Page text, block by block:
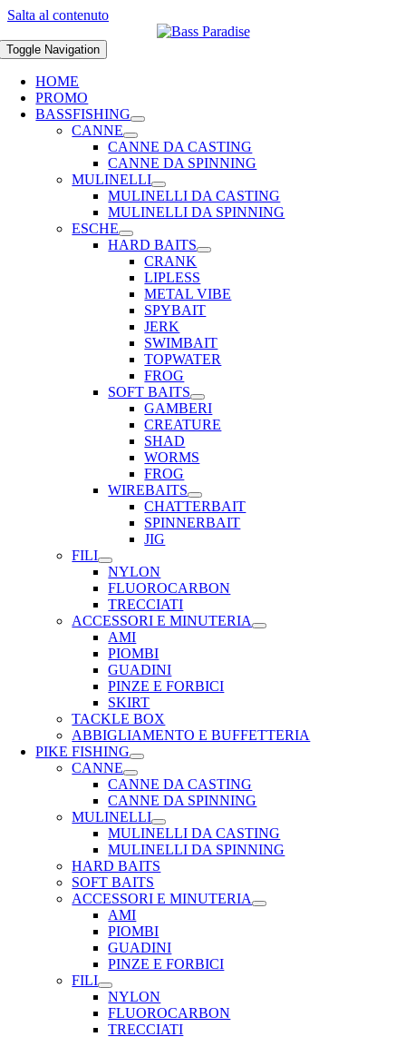
Salta al contenuto
Toggle Navigation
HOME
PROMO
BASSFISHING
CANNE
CANNE DA CASTING
CANNE DA SPINNING
MULINELLI
MULINELLI DA CASTING
MULINELLI DA SPINNING
ESCHE
HARD BAITS
CRANK
LIPLESS
METAL VIBE
SPYBAIT
JERK
SWIMBAIT
TOPWATER
FROG
SOFT BAITS
GAMBERI
CREATURE
SHAD
WORMS
FROG
WIREBAITS
CHATTERBAIT
SPINNERBAIT
JIG
FILI
NYLON
FLUOROCARBON
TRECCIATI
ACCESSORI E MINUTERIA
AMI
PIOMBI
GUADINI
PINZE E FORBICI
SKIRT
TACKLE BOX
ABBIGLIAMENTO E BUFFETTERIA
PIKE FISHING
CANNE
CANNE DA CASTING
CANNE DA SPINNING
MULINELLI
MULINELLI DA CASTING
MULINELLI DA SPINNING
HARD BAITS
SOFT BAITS
ACCESSORI E MINUTERIA
AMI
PIOMBI
GUADINI
PINZE E FORBICI
FILI
NYLON
FLUOROCARBON
TRECCIATI